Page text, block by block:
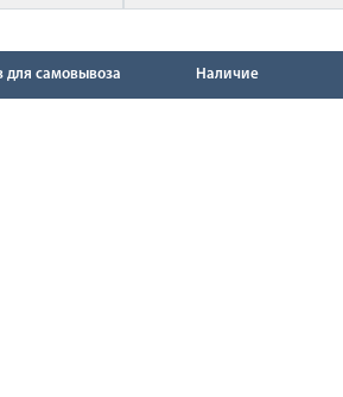
для самовывоза Наличие